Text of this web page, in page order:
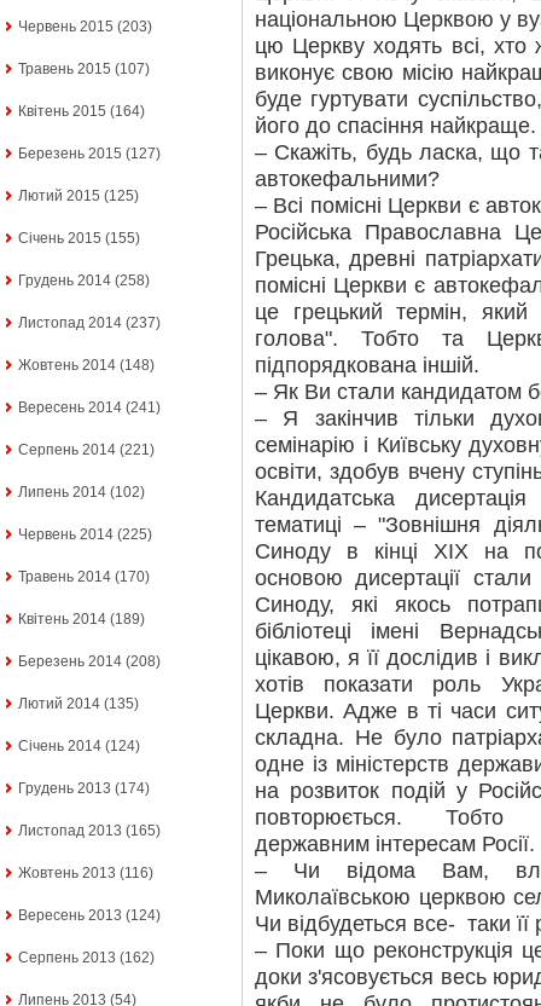
Червень 2015 (203)
Травень 2015 (107)
Квітень 2015 (164)
Березень 2015 (127)
Лютий 2015 (125)
Січень 2015 (155)
Грудень 2014 (258)
Листопад 2014 (237)
Жовтень 2014 (148)
Вересень 2014 (241)
Серпень 2014 (221)
Липень 2014 (102)
Червень 2014 (225)
Травень 2014 (170)
Квітень 2014 (189)
Березень 2014 (208)
Лютий 2014 (135)
Січень 2014 (124)
Грудень 2013 (174)
Листопад 2013 (165)
Жовтень 2013 (116)
Вересень 2013 (124)
Серпень 2013 (162)
Липень 2013 (54)
національною Церквою у
цю Церкву ходять всі, хто
виконує свою місію
буде гуртувати
його до спасіння найкраще.
– Скажіть, будь ласка, що
автокефальними?
– Всі помісні Церкви є
Російська Православна
Грецька, древні
помісні Церкви є
це грецький термін,
голова". Тобто та
підпорядкована іншій.
– Як Ви стали кандидатом
– Я закінчив тільки
семінарію і Київську
освіти, здобув вчену
Кандидатська
тематиці – "Зовнішня
Синоду в кінці ХІХ на
основою дисертації
Синоду, які якось
бібліотеці імені
цікавою, я її дослідив і
хотів показати роль
Церкви. Адже в ті часи
складна. Не було
одне із міністерств
на розвиток подій у
повторюється. Тобто
державним інтересам Росії.
– Чи відома Вам,
Миколаївською церквою
Чи відбудеться все- таки її
– Поки що реконструкція
доки з'ясовується весь